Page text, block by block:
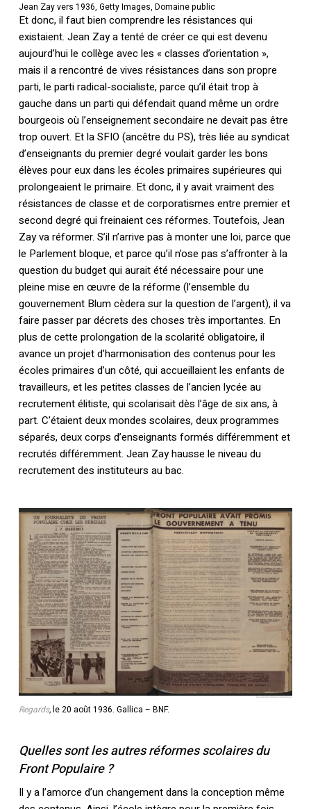
Jean Zay vers 1936, Getty Images, Domaine public
Et donc, il faut bien comprendre les résistances qui
existaient. Jean Zay a tenté de créer ce qui est devenu
aujourd’hui le collège avec les « classes d’orientation »,
mais il a rencontré de vives résistances dans son propre
parti, le parti radical-socialiste, parce qu’il était trop à
gauche dans un parti qui défendait quand même un ordre
bourgeois où l’enseignement secondaire ne devait pas être
trop ouvert. Et la SFIO (ancêtre du PS), très liée au syndicat
d’enseignants du premier degré voulait garder les bons
élèves pour eux dans les écoles primaires supérieures qui
prolongeaient le primaire. Et donc, il y avait vraiment des
résistances de classe et de corporatismes entre premier et
second degré qui freinaient ces réformes. Toutefois, Jean
Zay va réformer. S’il n’arrive pas à monter une loi, parce que
le Parlement bloque, et parce qu’il n’ose pas s’affronter à la
question du budget qui aurait été nécessaire pour une
pleine mise en œuvre de la réforme (l’ensemble du
gouvernement Blum cèdera sur la question de l’argent), il va
faire passer par décrets des choses très importantes. En
plus de cette prolongation de la scolarité obligatoire, il
avance un projet d’harmonisation des contenus pour les
écoles primaires d’un côté, qui accueillaient les enfants de
travailleurs, et les petites classes de l’ancien lycée au
recrutement élitiste, qui scolarisait dès l’âge de six ans, à
part. C’étaient deux mondes scolaires, deux programmes
séparés, deux corps d’enseignants formés différemment et
recrutés différemment. Jean Zay hausse le niveau du
recrutement des instituteurs au bac.
Regards,le 20 août 1936. Gallica – BNF.
Quelles sont les autres réformes scolaires du
Front Populaire ?
Il y a l’amorce d’un changement dans la conception même